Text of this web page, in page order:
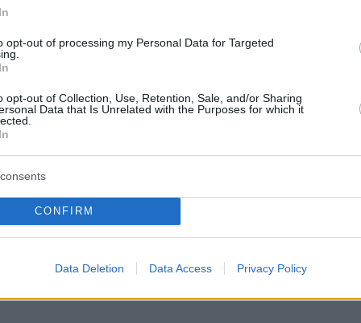
opt-out of processing my Personal Data for Targeted
opt-out of Collection, Use, Retention, Sale, and/or Sharing
Data that Is Unrelated with the Purposes for which it
CONFIRM
Data Deletion Data Access Privacy Policy
rechtlichen Status quo, der es den Behörden
zu bestimmen, ob „Veranstaltungen wie
„oder ob die Rechte von“unsere Kinder stehen
Behörden passen eng zusammen.., denn es ist
Marchers oder Kinder”, sagte er. Laut der
sich darauf einstellen, und es muss eine klare
habe „immer besorgt gewesen, als Vater, als
außerdem war ich Premierminister und
zur sexuellen Aufarbeitung“Gesellschaft” und
wir „Gender-Netzwerk nennen könnten,